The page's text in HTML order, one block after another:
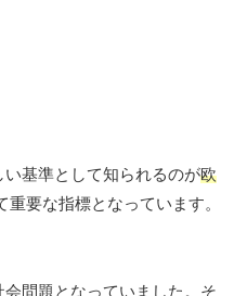
基準として知られるのが欧
要な指標となっています。
問題となっていました。そ